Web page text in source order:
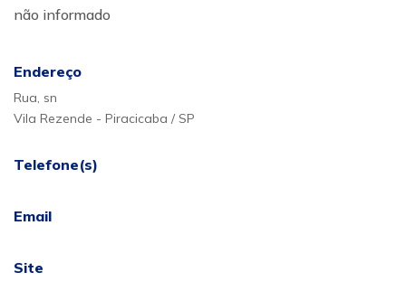
não informado
Endereço
Rua, sn
Vila Rezende - Piracicaba / SP
Telefone(s)
Email
Site